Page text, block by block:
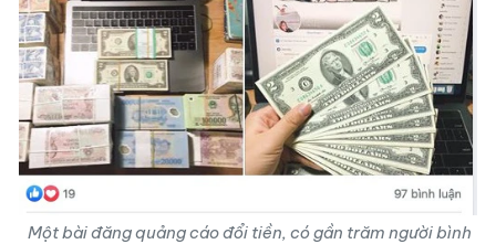
Một bài đăng quảng cáo đổi tiền, có gần trăm người bình